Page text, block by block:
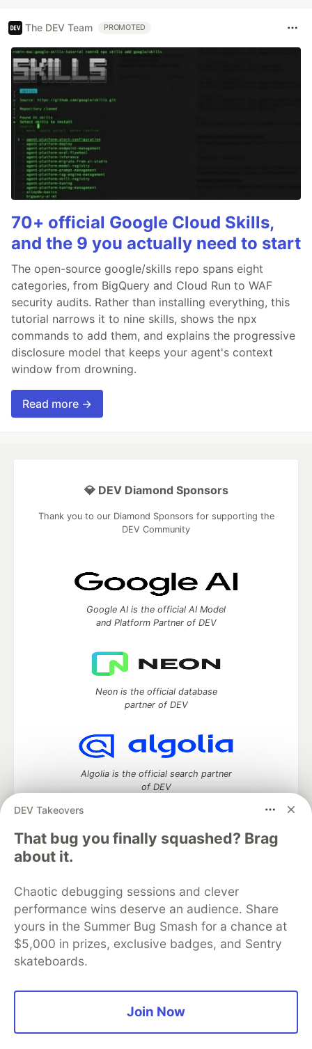
The DEV Team PROMOTED
70+ official Google Cloud Skills,
and the 9 you actually need to start
The open-source google/skills repo spans eight
categories, from BigQuery and Cloud Run to WAF
security audits. Rather than installing everything, this
tutorial narrows it to nine skills, shows the npx
commands to add them, and explains the progressive
disclosure model that keeps your agent's context
window from drowning.
Read more →
DEV Takeovers
That bug you finally squashed? Brag
about it.
Chaotic debugging sessions and clever
performance wins deserve an audience. Share
yours in the Summer Bug Smash for a chance at
$5,000 in prizes, exclusive badges, and Sentry
skateboards.
Join Now
💎 DEV Diamond Sponsors
Thank you to our Diamond Sponsors for supporting the
DEV Community
Google AI is the official AI Model
and Platform Partner of DEV
Neon is the official database
partner of DEV
Algolia is the official search partner
of DEV
DEV Community
DEV Education Tracks
DEV Help
Advertise on DEV
Organization Accounts
DEV Showcase About
Contact
Free Postgres Database
DEV Shop
MLH
Code of Conduct
Privacy Policy
Terms of Use
Built on
Forem software that powers
DEV
and other inclusive communities.